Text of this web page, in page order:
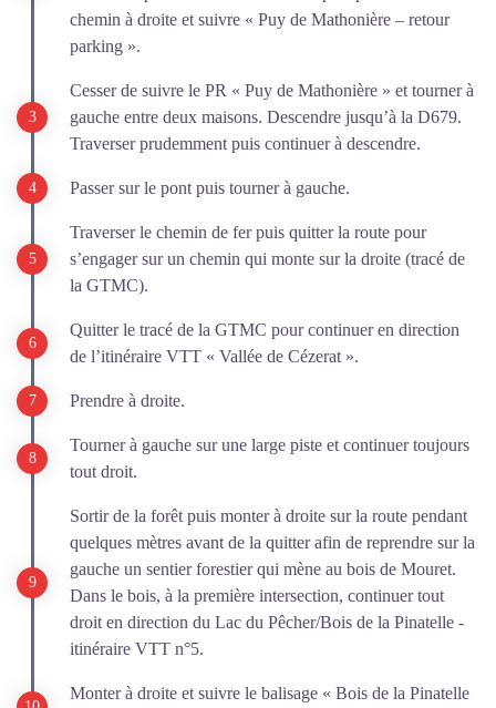
chemin à droite et suivre « Puy de Mathonière – retour
parking ».
Cesser de suivre le PR « Puy de Mathonière » et tourner à
gauche entre deux maisons. Descendre jusqu’à la D679.
Traverser prudemment puis continuer à descendre.
Passer sur le pont puis tourner à gauche.
Traverser le chemin de fer puis quitter la route pour
s’engager sur un chemin qui monte sur la droite (tracé de
la GTMC).
Quitter le tracé de la GTMC pour continuer en direction
de l’itinéraire VTT « Vallée de Cézerat ».
Prendre à droite.
Tourner à gauche sur une large piste et continuer toujours
tout droit.
Sortir de la forêt puis monter à droite sur la route pendant
quelques mètres avant de la quitter afin de reprendre sur la
gauche un sentier forestier qui mène au bois de Mouret.
Dans le bois, à la première intersection, continuer tout
droit en direction du Lac du Pêcher/Bois de la Pinatelle -
itinéraire VTT n°5.
Monter à droite et suivre le balisage « Bois de la Pinatelle